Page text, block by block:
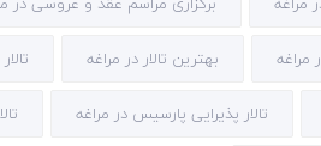
مراغه بهترین تالار در مراغه
تالار پذیرایی پارسیس در مراغه